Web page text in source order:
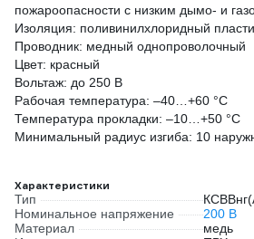
пожароопасности с низким дымо- и
Изоляция: поливинилхлоридный
Проводник: медный однопроволочный
Цвет: красный
Вольтаж: до 250 В
Рабочая температура: –40…+60 °С
Температура прокладки: –10…+50 °С
Минимальный радиус изгиба: 10
Характеристики
Тип
Номинальное напряжение
200 В
Материал
медь